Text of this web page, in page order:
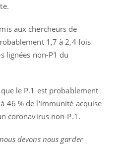
aux chercheurs de
1,7 à 2,4 fois
lignées non-P1 du
le P.1 est probablement
46 % de l'immunité acquise
coronavirus non-P.1.
devons nous garder